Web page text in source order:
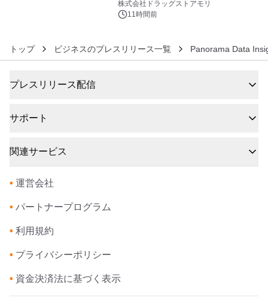
株式会社ドラッグストアモリ
11時間前
トップ ビジネスのプレスリリース一覧 Panorama Data
プレスリリース配信
サポート
関連サービス
• 運営会社
• パートナープログラム
• 利用規約
• プライバシーポリシー
• 資金決済法に基づく表示